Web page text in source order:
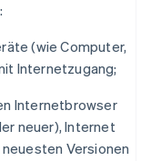
(wie Computer,
Internetzugang;
Internetbrowser
neuer), Internet
neuesten Versionen